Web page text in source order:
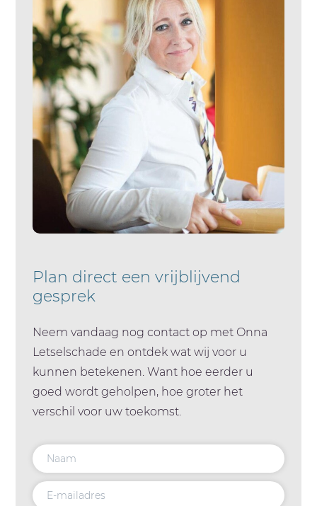
Plan direct een vrijblijvend
gesprek
Neem vandaag nog contact op met Onna
Letselschade en ontdek wat wij voor u
kunnen betekenen. Want hoe eerder u
goed wordt geholpen, hoe groter het
verschil voor uw toekomst.